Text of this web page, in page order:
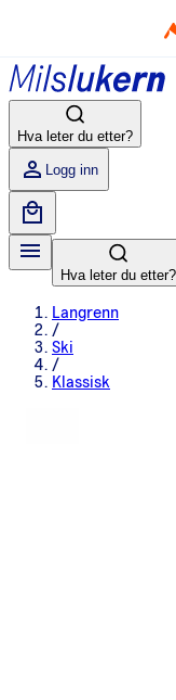
Hva leter du etter?
Logg inn
Hva leter du etter?
Langrenn
/
Ski
/
Klassisk